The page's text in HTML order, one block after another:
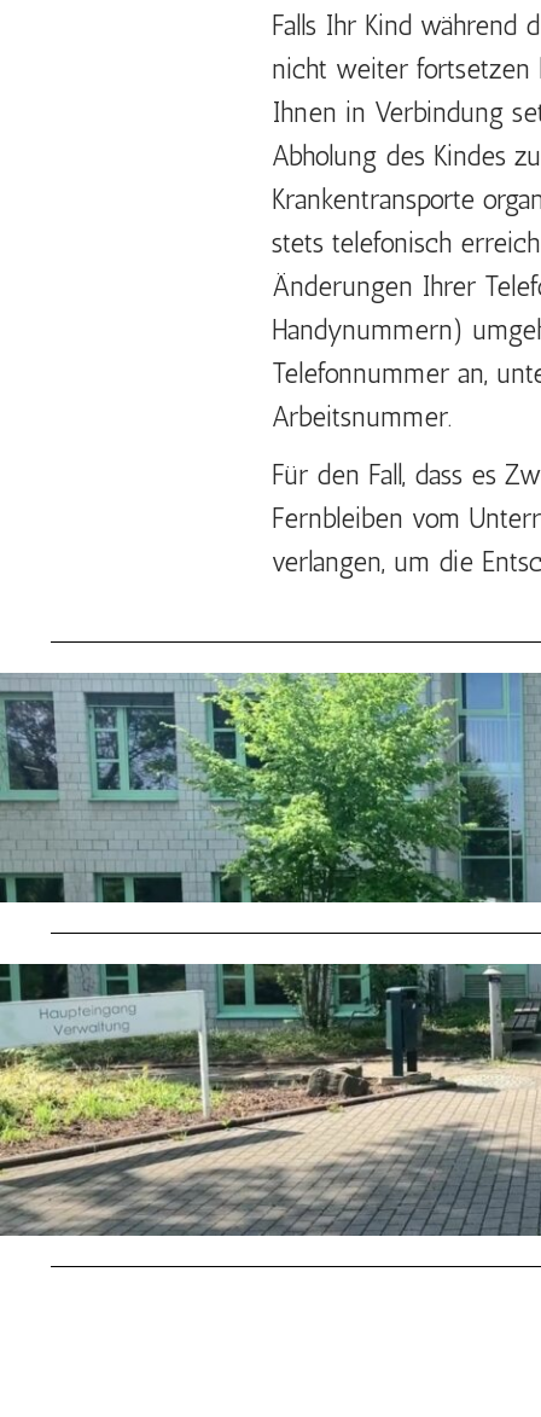
Falls Ihr Kind während
nicht weiter fortsetzen
Ihnen in Verbindung
Abholung des Kindes
Krankentransporte
stets telefonisch
Änderungen Ihrer
Handynummern)
Telefonnummer an,
Arbeitsnummer.
Für den Fall, dass es
Fernbleiben vom
verlangen, um die